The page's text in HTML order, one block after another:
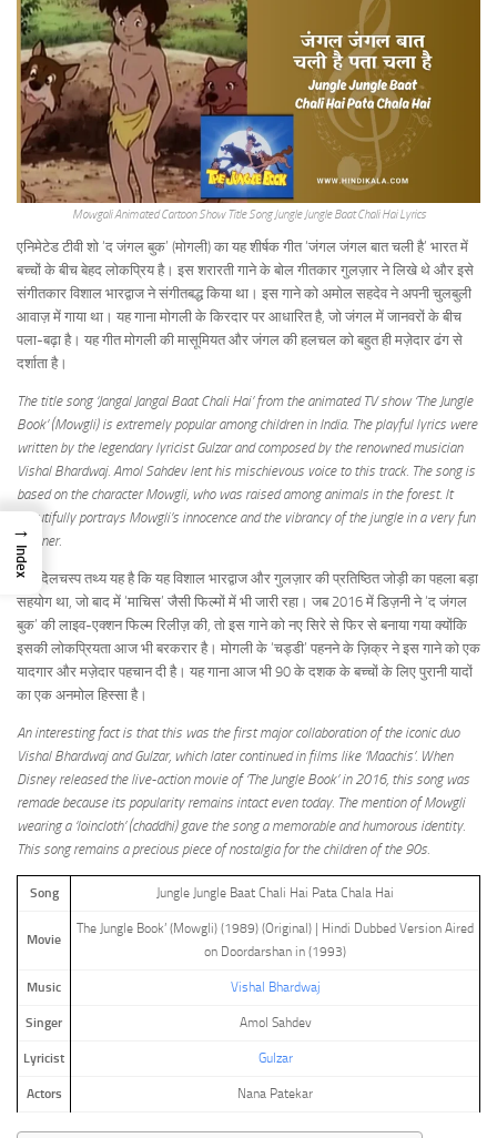
Mowgali Animated Cartoon Show Title Song Jungle Jungle Baat Chali Hai Lyrics
एनिमेटेड टीवी शो ‘द जंगल बुक’ (मोगली) का यह शीर्षक गीत ‘जंगल जंगल बात चली है’ भारत में
बच्चों के बीच बेहद लोकप्रिय है। इस शरारती गाने के बोल गीतकार गुलज़ार ने लिखे थे और इसे
संगीतकार विशाल भारद्वाज ने संगीतबद्ध किया था। इस गाने को अमोल सहदेव ने अपनी चुलबुली
आवाज़ में गाया था। यह गाना मोगली के किरदार पर आधारित है, जो जंगल में जानवरों के बीच
पला-बढ़ा है। यह गीत मोगली की मासूमियत और जंगल की हलचल को बहुत ही मज़ेदार ढंग से
दर्शाता है।
The title song ‘Jangal Jangal Baat Chali Hai’ from the animated TV show ‘The Jungle
Book’ (Mowgli) is extremely popular among children in India. The playful lyrics were
written by the legendary lyricist Gulzar and composed by the renowned musician
Vishal Bhardwaj. Amol Sahdev lent his mischievous voice to this track. The song is
based on the character Mowgli, who was raised among animals in the forest. It
beautifully portrays Mowgli’s innocence and the vibrancy of the jungle in a very fun
manner.
एक दिलचस्प तथ्य यह है कि यह विशाल भारद्वाज और गुलज़ार की प्रतिष्ठित जोड़ी का पहला बड़ा
सहयोग था, जो बाद में ‘माचिस’ जैसी फिल्मों में भी जारी रहा। जब 2016 में डिज़नी ने ‘द जंगल
बुक’ की लाइव-एक्शन फिल्म रिलीज़ की, तो इस गाने को नए सिरे से फिर से बनाया गया क्योंकि
इसकी लोकप्रियता आज भी बरकरार है। मोगली के ‘चड्डी’ पहनने के ज़िक्र ने इस गाने को एक
यादगार और मज़ेदार पहचान दी है। यह गाना आज भी 90 के दशक के बच्चों के लिए पुरानी यादों
का एक अनमोल हिस्सा है।
An interesting fact is that this was the first major collaboration of the iconic duo
Vishal Bhardwaj and Gulzar, which later continued in films like ‘Maachis’. When
Disney released the live-action movie of ‘The Jungle Book’ in 2016, this song was
remade because its popularity remains intact even today. The mention of Mowgli
wearing a ‘loincloth’ (chaddhi) gave the song a memorable and humorous identity.
This song remains a precious piece of nostalgia for the children of the 90s.
Song Jungle Jungle Baat Chali Hai Pata Chala Hai
Movie
The Jungle Book’ (Mowgli) (1989) (Original) | Hindi Dubbed Version Aired
on Doordarshan in (1993)
Music Vishal Bhardwaj
Singer Amol Sahdev
Lyricist Gulzar
Actors Nana Patekar
→
Index